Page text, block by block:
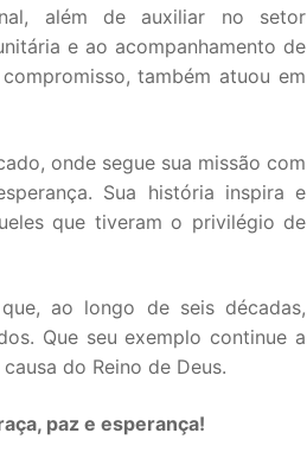
além de auxiliar no setor
e ao acompanhamento de
também atuou em
onde segue sua missão com
Sua história inspira e
que tiveram o privilégio de
ao longo de seis décadas,
Que seu exemplo continue a
do Reino de Deus.
paz e esperança!